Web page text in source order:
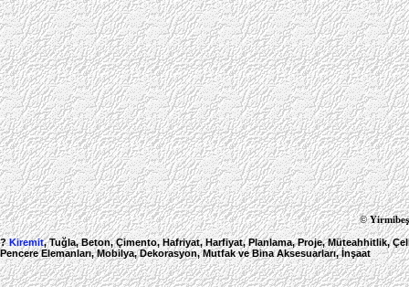
©
? Kiremit, Tuğla, Beton, Çimento, Hafriyat, Harfiyat, Planlama, Proje, Müteahhitlik,
Pencere Elemanları, Mobilya, Dekorasyon, Mutfak ve Bina Aksesuarları, İnşaat